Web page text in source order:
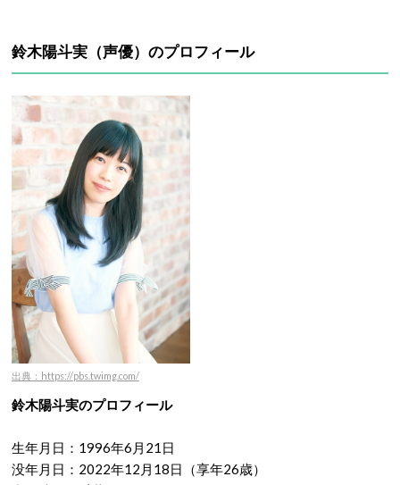
鈴木陽斗実（声優）のプロフィール
出典：https://pbs.twimg.com/
鈴木陽斗実のプロフィール
生年月日：1996年6月21日
没年月日：2022年12月18日（享年26歳）